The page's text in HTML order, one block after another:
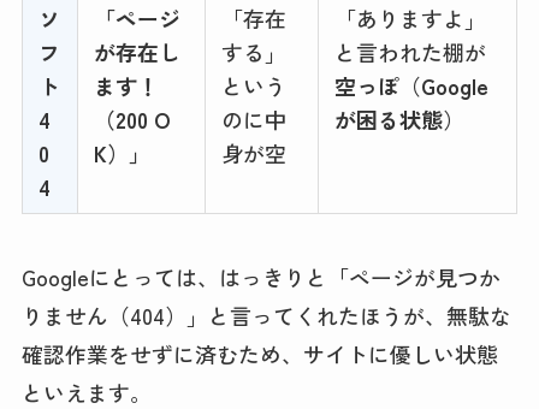
ソ
フ
ト
4
0
4
「ページ
が存在し
ます！
（200 O
K）」
「存在
する」
という
のに中
身が空
「ありますよ」
と言われた棚が
空っぽ （Google
が困る状態）
Googleにとっては、はっきりと「ページが見つか
りません（404）」と言ってくれたほうが、無駄な
確認作業をせずに済むため、サイトに優しい状態
といえます。